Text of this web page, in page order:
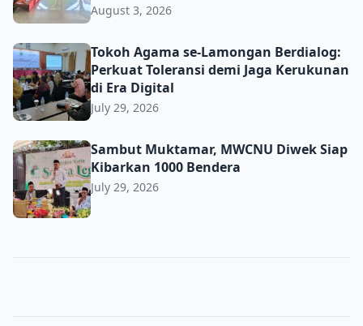
August 3, 2026
Tokoh Agama se-Lamongan Berdialog: Perkuat
Tokoh Agama se-Lamongan Berdialog:
Perkuat Toleransi demi Jaga Kerukunan
di Era Digital
July 29, 2026
Sambut Muktamar, MWCNU Diwek Siap Kibarkan 1000
Sambut Muktamar, MWCNU Diwek Siap
Kibarkan 1000 Bendera
July 29, 2026